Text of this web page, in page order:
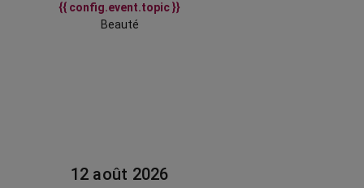
{{ config.event.topic }}
Beauté
12 août 2026